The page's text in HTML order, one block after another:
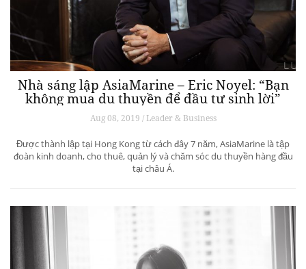
Nhà sáng lập AsiaMarine – Eric Noyel: “Bạn
không mua du thuyền để đầu tư sinh lời”
Aug 08, 2019 / Leader & Business
Được thành lập tại Hong Kong từ cách đây 7 năm, AsiaMarine là tập
đoàn kinh doanh, cho thuê, quản lý và chăm sóc du thuyền hàng đầu
tại châu Á.